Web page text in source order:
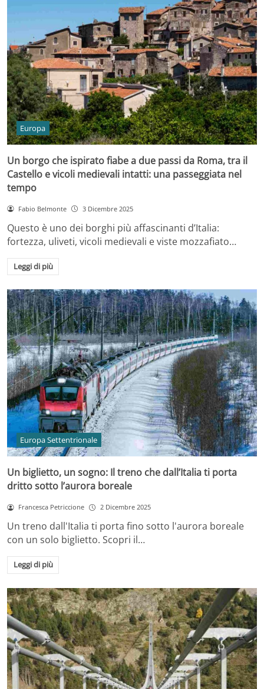
Europa
Un borgo che ispirato fiabe a due passi da Roma, tra il
Castello e vicoli medievali intatti: una passeggiata nel
tempo
Fabio Belmonte 3 Dicembre 2025
Questo è uno dei borghi più affascinanti d’Italia:
fortezza, uliveti, vicoli medievali e viste mozzafiato…
Leggi di più
Europa Settentrionale
Un biglietto, un sogno: Il treno che dall’Italia ti porta
dritto sotto l’aurora boreale
Francesca Petriccione 2 Dicembre 2025
Un treno dall'Italia ti porta fino sotto l'aurora boreale
con un solo biglietto. Scopri il…
Leggi di più